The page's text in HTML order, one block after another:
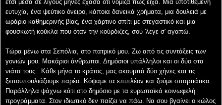
έτσι μέσα σε λίγους μήνες έχασα ότι νόμιζα πως είχα. Μια υποτιθέμενη
ευτυχία, ένα ψεύτικο όνειρο, κάποια δανεικά χρήματα, μια δουλειά με
ωράριο καθημερινής βίας, ένα χάρτινο σπίτι με στεγαστικό και μια
φουσκωτή κούκλα που όταν την κούρδιζες, σού 'λεγε σ' αγαπώ.
Τώρα μένω στα Σεπόλια, στο πατρικό μου. Ζω από τις συντάξεις των
γονιών μου. Μακάριοι άνθρωποι. Δημόσιοι υπάλληλοι και οι δύο στα
νιάτα τους.. Κάθε μήνα το κράτος, μας ακουμπά δύο χήνες και τις
ξεπουπουλιάζουμε παρέα. Κόψαμε τα επιπλέον και ζούμε σπαρτιάτικα.
Παράλληλα ψάχνω κάτι στο δημόσιο με τα ευρωπαϊκά κοινωφελή
προγράμματα. Στον ιδιωτικό δεν παίζει να πάω. Να σου βγαίνει ο κώλος